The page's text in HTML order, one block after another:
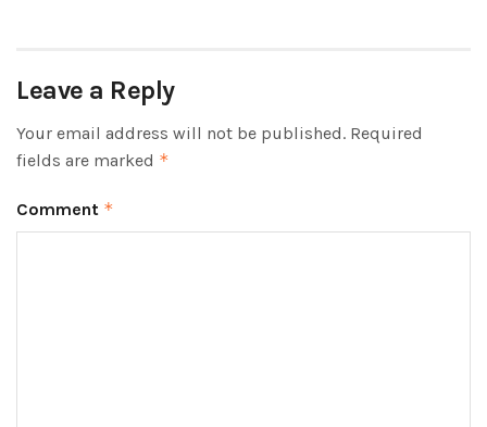
Leave a Reply
Your email address will not be published. Required
fields are marked *
Comment *